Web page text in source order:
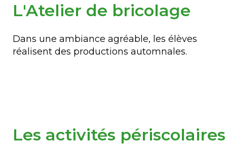
L'Atelier de bricolage
Dans une ambiance agréable, les élèves
réalisent des productions automnales.
Les activités